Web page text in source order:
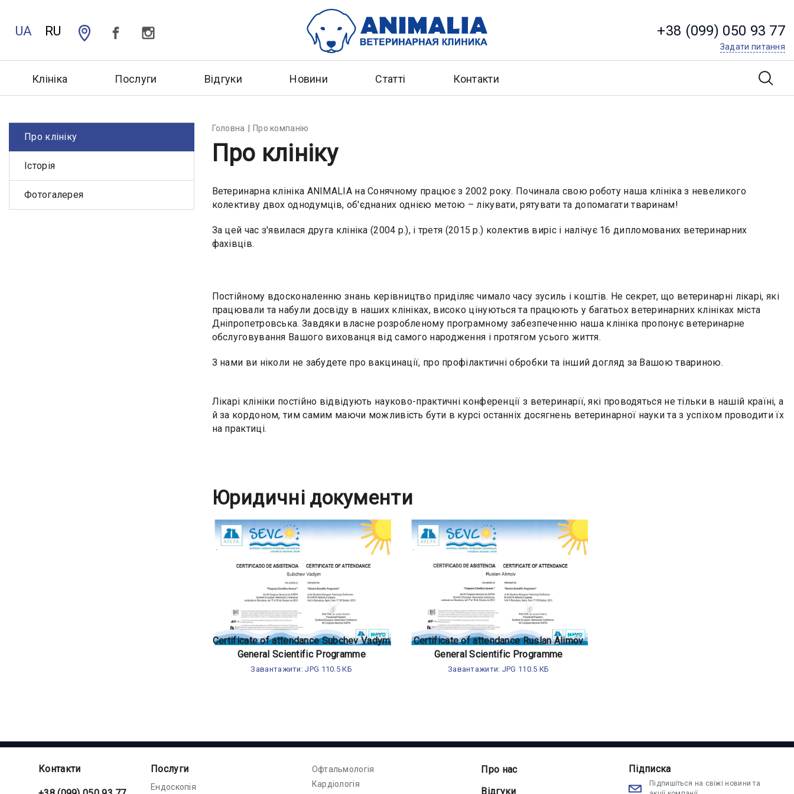
UA RU +38 (099) 050 93 77
Задати питання
Клініка Послуги Відгуки Новини Статті Контакти
Головна Про компанію
Про клініку
Ветеринарна клініка ANIMALIA на Сонячному працює з 2002 року. Починала свою роботу наша клініка з невеликого
колективу двох однодумців, об'єднаних однією метою – лікувати, рятувати та допомагати тваринам!
За цей час з'явилася друга клініка (2004 р.), і третя (2015 р.) колектив виріс і налічує 16 дипломованих ветеринарних
фахівців.
Постійному вдосконаленню знань керівництво приділяє чимало часу зусиль і коштів. Не секрет, що ветеринарні лікарі, які
працювали та набули досвіду в наших клініках, високо цінуються та працюють у багатьох ветеринарних клініках міста
Дніпропетровська. Завдяки власне розробленому програмному забезпеченню наша клініка пропонує ветеринарне
обслуговування Вашого вихованця від самого народження і протягом усього життя.
З нами ви ніколи не забудете про вакцинації, про профілактичні обробки та інший догляд за Вашою твариною.
Лікарі клініки постійно відвідують науково-практичні конференції з ветеринарії, які проводяться не тільки в нашій країні, а
й за кордоном, тим самим маючи можливість бути в курсі останніх досягнень ветеринарної науки та з успіхом проводити їх
на практиці.
Юридичні документи
Certificate of attendance Subchev Vadym
General Scientific Programme
Завантажити: JPG 110.5 КБ
Certificate of attendance Ruslan Alimov
General Scientific Programme
Завантажити: JPG 110.5 КБ
Про клініку
Історія
Фотогалерея
Контакти Підписка
Підпишіться на свіжі новини та
Послуги
Ендоскопія
Офтальмологія
Кардіологія
Про нас
Відгуки